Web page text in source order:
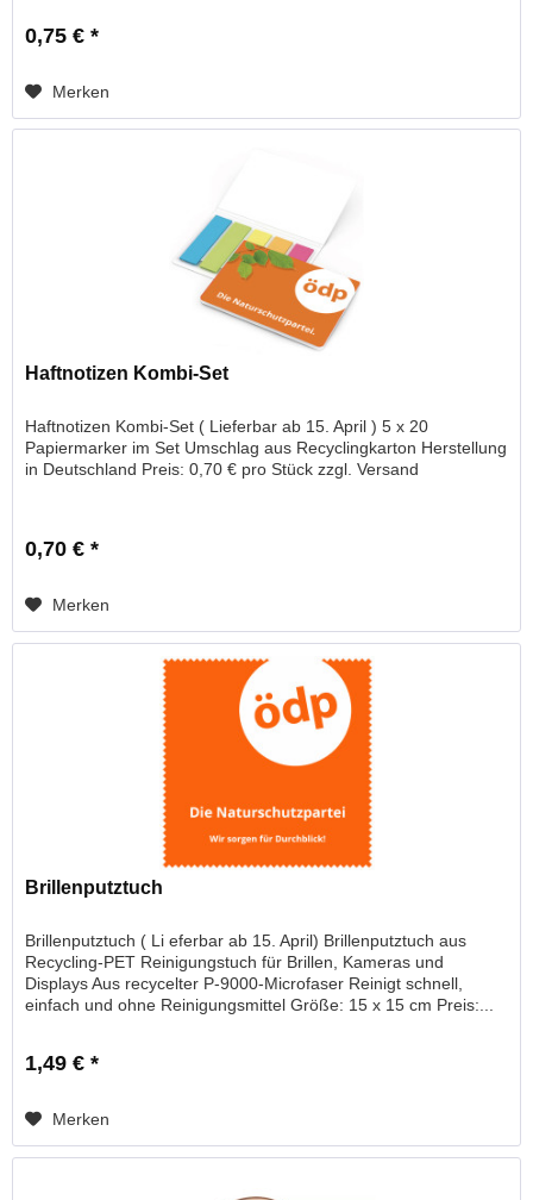
0,75 € *
Merken
Haftnotizen Kombi-Set
Haftnotizen Kombi-Set ( Lieferbar ab 15. April ) 5 x 20
Papiermarker im Set Umschlag aus Recyclingkarton Herstellung
in Deutschland Preis: 0,70 € pro Stück zzgl. Versand
0,70 € *
Merken
Brillenputztuch
Brillenputztuch ( Li eferbar ab 15. April) Brillenputztuch aus
Recycling-PET Reinigungstuch für Brillen, Kameras und
Displays Aus recycelter P-9000-Microfaser Reinigt schnell,
einfach und ohne Reinigungsmittel Größe: 15 x 15 cm Preis:...
1,49 € *
Merken